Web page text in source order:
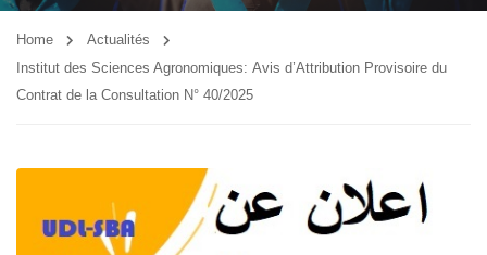
Home
Actualités
Institut des Sciences Agronomiques: Avis d’Attribution Provisoire du
Contrat de la Consultation N° 40/2025